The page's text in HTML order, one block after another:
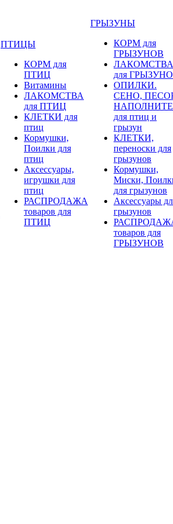
ПТИЦЫ
КОРМ для
ПТИЦ
Витамины
ЛАКОМСТВА
для ПТИЦ
КЛЕТКИ для
птиц
Кормушки,
Поилки для
птиц
Аксессуары,
игрушки для
птиц
РАСПРОДАЖА
товаров для
ПТИЦ
ГРЫЗУНЫ
КОРМ для
ГРЫЗУНОВ
ЛАКОМСТВА
для
ОПИЛКИ.
СЕНО,
для птиц и
грызун
КЛЕТКИ,
переноски для
грызунов
Кормушки,
Миски,
для грызунов
Аксессуары
грызунов
товаров для
ГРЫЗУНОВ